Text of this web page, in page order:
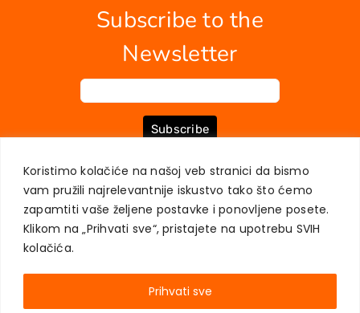
Koristimo kolačiće na našoj veb stranici da bismo
vam pružili najrelevantnije iskustvo tako što ćemo
zapamtiti vaše željene postavke i ponovljene posete.
Klikom na „Prihvati sve“, pristajete na upotrebu SVIH
kolačića.
Prihvati sve
Subscribe to the
Newsletter
Subscribe
ABOUT US BOOKS MY ACCOUNT CONTACT
TERMS OF PURCHASE
USER PRIVACY PROTECTION
AKADEMSKA KNJIGA © 2023